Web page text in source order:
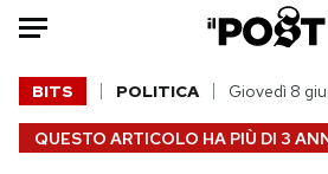
Auto
HOME
QUESTO ARTICOLO HA PIÙ DI 3
BITS POLITICA Giovedì 8